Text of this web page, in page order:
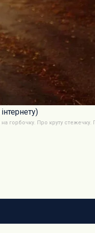
горбочку. Про круту стежечку.